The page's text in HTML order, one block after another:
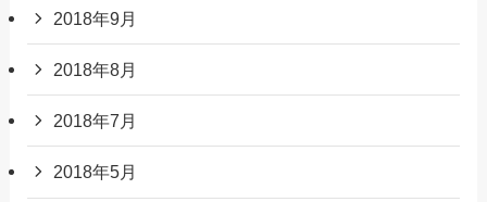
2018年9月
2018年8月
2018年7月
2018年5月